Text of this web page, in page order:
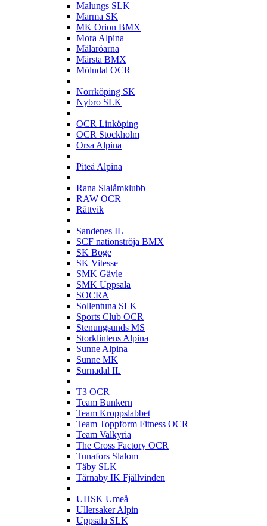
Malungs SLK
Marma SK
MK Orion BMX
Mora Alpina
Mälaröarna
Märsta BMX
Mölndal OCR
Norrköping SK
Nybro SLK
OCR Linköping
OCR Stockholm
Orsa Alpina
Piteå Alpina
Rana Slalåmklubb
RAW OCR
Rättvik
Sandenes IL
SCF nationströja BMX
SK Boge
SK Vitesse
SMK Gävle
SMK Uppsala
SOCRA
Sollentuna SLK
Sports Club OCR
Stenungsunds MS
Storklintens Alpina
Sunne Alpina
Sunne MK
Surnadal IL
T3 OCR
Team Bunkern
Team Kroppslabbet
Team Toppform Fitness OCR
Team Valkyria
The Cross Factory OCR
Tunafors Slalom
Täby SLK
Tärnaby IK Fjällvinden
UHSK Umeå
Ullersaker Alpin
Uppsala SLK